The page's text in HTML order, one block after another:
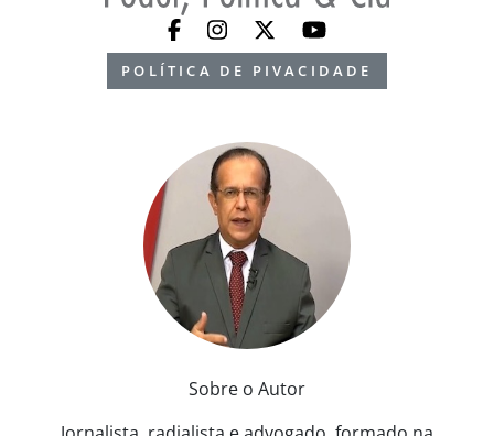
POLÍTICA DE PIVACIDADE
Sobre o Autor